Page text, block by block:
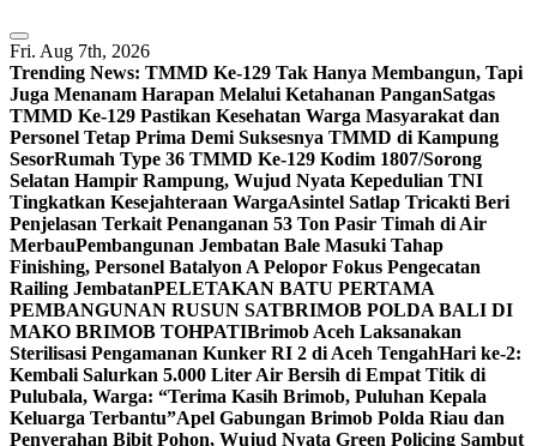
Fri. Aug 7th, 2026
Trending News: TMMD Ke-129 Tak Hanya Membangun, Tapi
Juga Menanam Harapan Melalui Ketahanan PanganSatgas
TMMD Ke-129 Pastikan Kesehatan Warga Masyarakat dan
Personel Tetap Prima Demi Suksesnya TMMD di Kampung
SesorRumah Type 36 TMMD Ke-129 Kodim 1807/Sorong
Selatan Hampir Rampung, Wujud Nyata Kepedulian TNI
Tingkatkan Kesejahteraan WargaAsintel Satlap Tricakti Beri
Penjelasan Terkait Penanganan 53 Ton Pasir Timah di Air
MerbauPembangunan Jembatan Bale Masuki Tahap
Finishing, Personel Batalyon A Pelopor Fokus Pengecatan
Railing JembatanPELETAKAN BATU PERTAMA
PEMBANGUNAN RUSUN SATBRIMOB POLDA BALI DI
MAKO BRIMOB TOHPATIBrimob Aceh Laksanakan
Sterilisasi Pengamanan Kunker RI 2 di Aceh TengahHari ke-2:
Kembali Salurkan 5.000 Liter Air Bersih di Empat Titik di
Pulubala, Warga: “Terima Kasih Brimob, Puluhan Kepala
Keluarga Terbantu”Apel Gabungan Brimob Polda Riau dan
Penyerahan Bibit Pohon, Wujud Nyata Green Policing Sambut